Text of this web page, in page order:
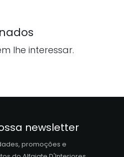
lhe interessar.
newsletter
promoções e